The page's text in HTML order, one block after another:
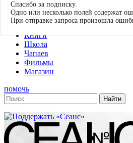
О нас
Журнал
Книги
Школа
Чапаев
Фильмы
Магазин
помочь
Спасибо за подписку.
Одно или несколько полей содержат
При отправке запроса произошла